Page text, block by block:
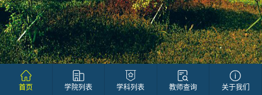
首页 学院列表 学科列表 教师查询 关于我们